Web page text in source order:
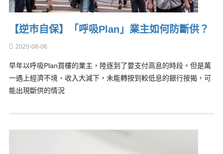
【逆巿自保】「呼吸Plan」業主如何防斷供？
2020-08-06
早年以呼吸Plan買樓的業主，陸逐到了要支付高息的時段。但是萬
一遇上經濟不境，收入大減下，未能轉按到較低息的銀行按揭，可
能出現斷供的情況